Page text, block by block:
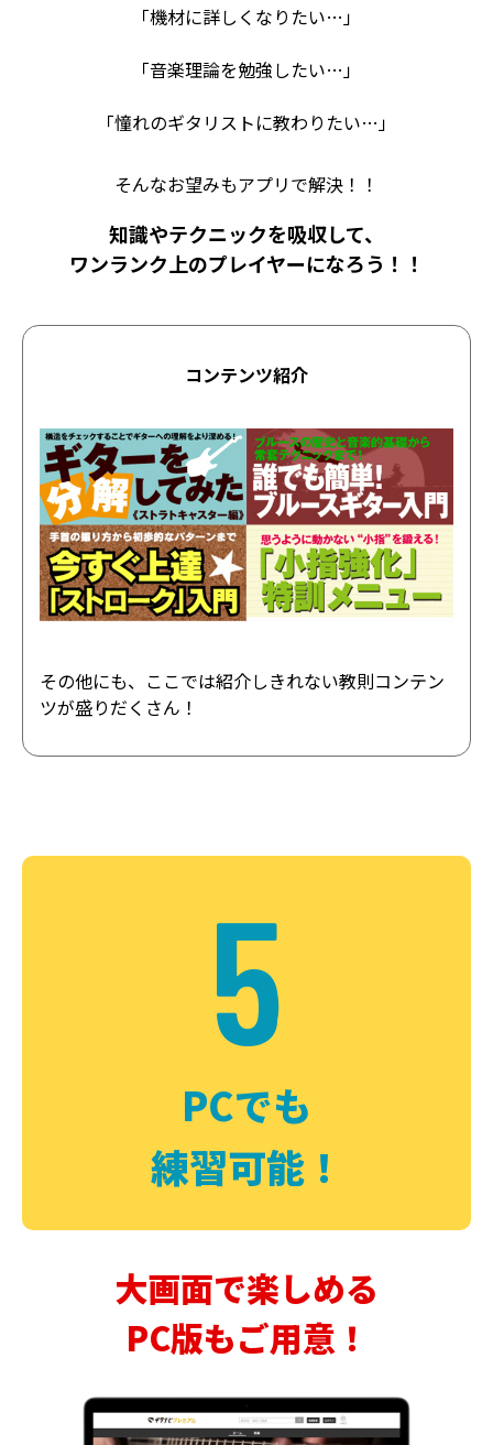
「機材に詳しくなりたい…」
「音楽理論を勉強したい…」
「憧れのギタリストに教わりたい…」
そんなお望みもアプリで解決！！
知識やテクニックを吸収して、
ワンランク上のプレイヤーになろう！！
コンテンツ紹介
その他にも、ここでは紹介しきれない教則コンテン
ツが盛りだくさん！
5
PCでも
練習可能！
大画面で楽しめる
PC版もご用意！